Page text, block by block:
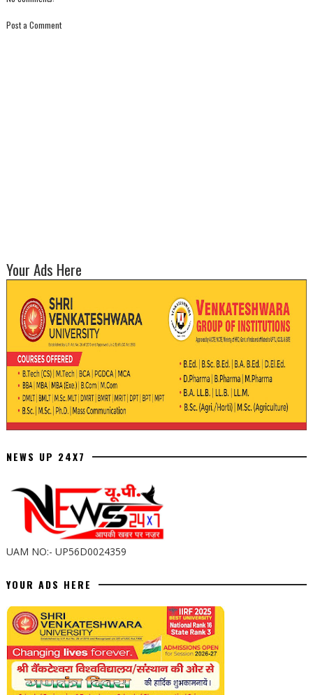
Post a Comment
Your Ads Here
NEWS UP 24X7
UAM NO:- UP56D0024359
YOUR ADS HERE